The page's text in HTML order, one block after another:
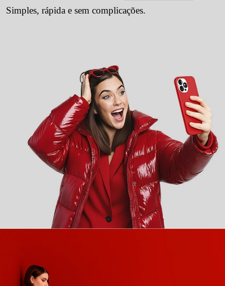
Simples, rápida e sem complicações.